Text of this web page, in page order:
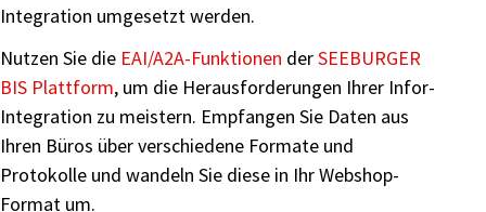
Integration umgesetzt werden.
Nutzen Sie die EAI/A2A-Funktionen derSEEBURGER
BIS Plattform, um die Herausforderungen Ihrer Infor-
Integration zu meistern. Empfangen Sie Daten aus
Ihren Büros über verschiedene Formate und
Protokolle und wandeln Sie diese in Ihr Webshop-
Format um.